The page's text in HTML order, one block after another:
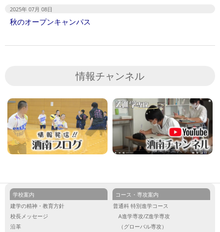
2025年 07月 08日
秋のオープンキャンパス
情報チャンネル
学校案内
建学の精神・教育方針
校長メッセージ
沿革
コース・専攻案内
普通科 特別進学コース
A進学専攻/Z進学専攻
（グローバル専攻）